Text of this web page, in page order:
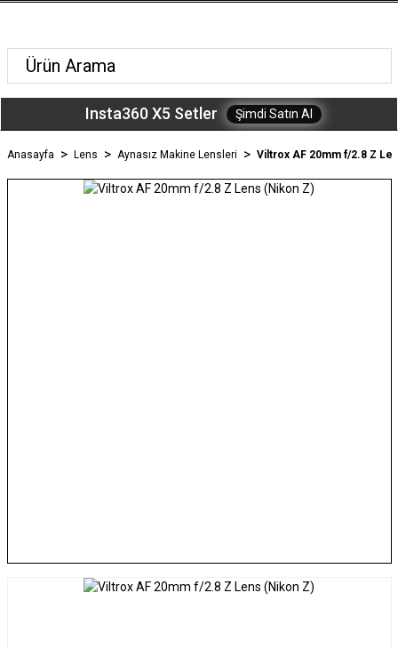
Insta360 X5 Setler Şimdi Satın Al
Anasayfa Lens Aynasız Makine Lensleri Viltrox AF 20mm f/2.8 Z